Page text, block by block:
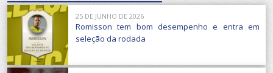
25 DE JUNHO DE 2026
Romisson tem bom desempenho e entra em
seleção da rodada